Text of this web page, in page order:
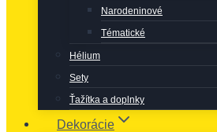
Narodeninové
Tématické
Hélium
Sety
Ťažítka a doplnky
Dekorácie